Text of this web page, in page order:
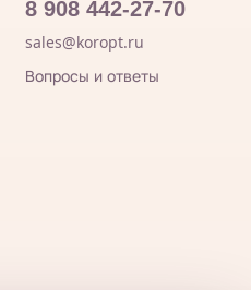
8 908 442-27-70
sales@koropt.ru
Вопросы и ответы